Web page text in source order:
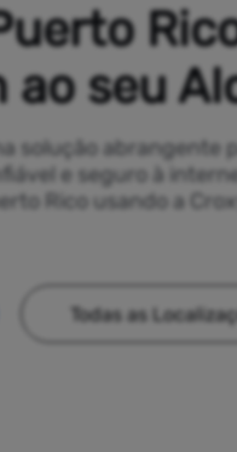
ao seu
solução abrangente
e seguro à
Rico usando a
Todas as